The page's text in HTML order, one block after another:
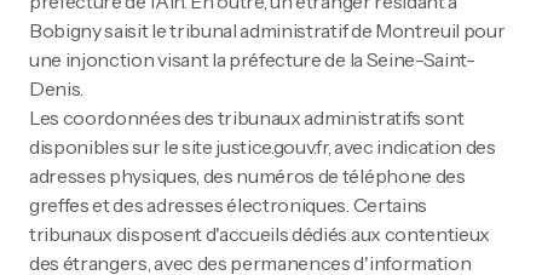
Bobigny saisit le tribunal administratif de Montreuil pour
une injonction visant la préfecture de la Seine-Saint-
Denis.
Les coordonnées des tribunaux administratifs sont
disponibles sur le site justice.gouv.fr, avec indication des
adresses physiques, des numéros de téléphone des
greffes et des adresses électroniques. Certains
tribunaux disposent d'accueils dédiés aux contentieux
des étrangers, avec des permanences d'information